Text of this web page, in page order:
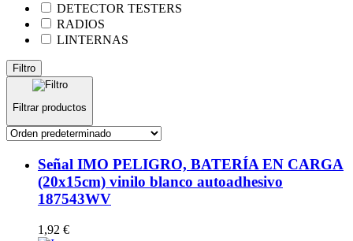
DETECTOR TESTERS
RADIOS
LINTERNAS
Filtro
Filtrar productos
Señal IMO PELIGRO, BATERÍA EN CARGA
(20x15cm) vinilo blanco autoadhesivo
187543WV
1,92 €